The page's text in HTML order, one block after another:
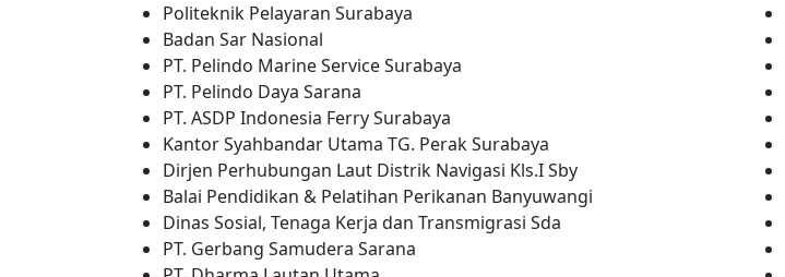
Politeknik Pelayaran Surabaya
Badan Sar Nasional
PT. Pelindo Marine Service Surabaya
PT. Pelindo Daya Sarana
PT. ASDP Indonesia Ferry Surabaya
Kantor Syahbandar Utama TG. Perak Surabaya
Dirjen Perhubungan Laut Distrik Navigasi Kls.I Sby
Balai Pendidikan & Pelatihan Perikanan Banyuwangi
Dinas Sosial, Tenaga Kerja dan Transmigrasi Sda
PT. Gerbang Samudera Sarana